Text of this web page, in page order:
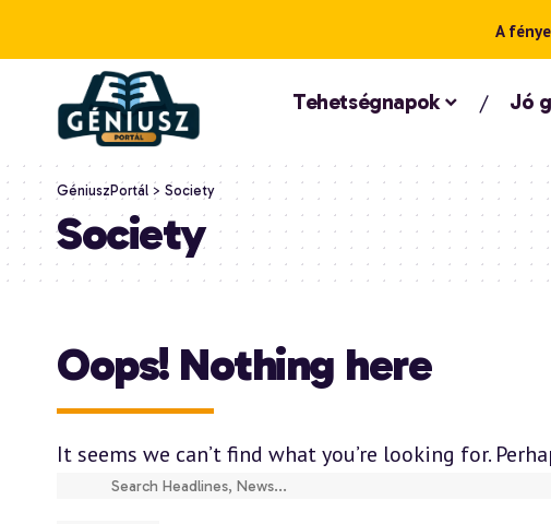
A
Tehetségnapok Jó
GéniuszPortál > Society
Society
Oops! Nothing here
It seems we can’t find what you’re looking for.